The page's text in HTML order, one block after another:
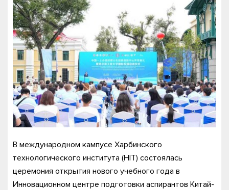
В международном кампусе Харбинского
технологического института (HIT) состоялась
церемония открытия нового учебного года в
Инновационном центре подготовки аспирантов Китай-